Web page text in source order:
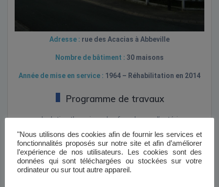
Adresse : rue des Acacias à Abbeville
Nombre de bâtiment : 30 maisons
Année de mise en service : 1964 – Réhabilitation en 2014
Programme de travaux
Isolation thermique des façades par l’extérieur
Remplacement des menuiseries extérieures
Remplacement des chaudières
Mise en place d’une VMC hygroréglable
"Nous utilisons des cookies afin de fournir les services et
fonctionnalités proposés sur notre site et afin d’améliorer
l’expérience de nos utilisateurs. Les cookies sont des
données qui sont téléchargées ou stockées sur votre
ordinateur ou sur tout autre appareil.